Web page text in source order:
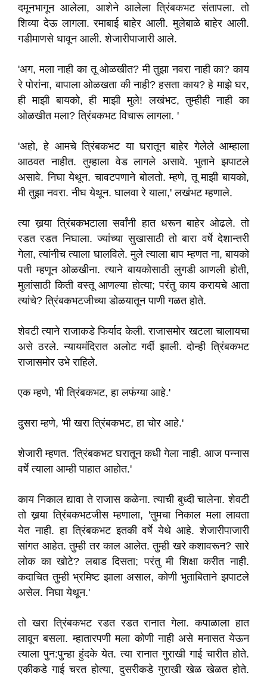
दमूनभागून आलेला, आशेने आलेला त्रिंबकभट संतापला. तो
शिव्या देऊ लागला. रमाबाई बाहेर आली. मुलेबाळे बाहेर आली.
गडीमाणसे धावून आली. शेजारीपाजारी आले.
'अग, मला नाही का तू ओळखीत? मी तुझा नवरा नाही का? काय
रे पोरांना, बापाला ओळखता की नाही? हसता काय? हे माझे घर,
ही माझी बायको, ही माझी मुले! लखंभट, तुम्हीही नाही का
ओळखीत मला? त्रिंबकभट विचारू लागला. '
'अहो, हे आमचे त्रिंबकभट या घरातून बाहेर गेलेले आम्हाला
आठवत नाहीत. तुम्हाला वेड लागले असावे. भुताने झपाटले
असावे. निघा येथून. चावटपणाने बोलतो. म्हणे, तू माझी बायको,
मी तुझा नवरा. नीघ येथून. घालवा रे याला,' लखंभट म्हणाले.
त्या खर्‍या त्रिंबकभटाला सर्वांनी हात धरून बाहेर ओढले. तो
रडत रडत निघाला. ज्यांच्या सुखासाठी तो बारा वर्षे देशान्तरी
गेला, त्यांनीच त्याला घालविले. मुले त्याला बाप म्हणत ना, बायको
पती म्हणून ओळखीना. त्याने बायकोसाठी लुगडी आणली होती,
मुलांसाठी किती वस्तू आणल्या होत्या; परंतु काय करायचे आता
त्यांचे? त्रिंबकभटजीच्या डोळयातून पाणी गळत होते.
शेवटी त्याने राजाकडे फिर्याद केली. राजासमोर खटला चालायचा
असे ठरले. न्यायमंदिरात अलोट गर्दी झाली. दोन्ही त्रिंबकभट
राजासमोर उभे राहिले.
एक म्हणे, 'मी त्रिंबकभट, हा लफंग्या आहे.'
दुसरा म्हणे, 'मी खरा त्रिंबकभट, हा चोर आहे.'
शेजारी म्हणत. 'त्रिंबकभट घरातून कधी गेला नाही. आज पन्नास
वर्षे त्याला आम्ही पाहात आहोत.'
काय निकाल द्यावा ते राजास कळेना. त्याची बुध्दी चालेना. शेवटी
तो खर्‍या त्रिंबकभटजीस म्हणाला, 'तुमचा निकाल मला लावता
येत नाही. हा त्रिंबकभट इतकी वर्षे येथे आहे. शेजारीपाजारी
सांगत आहेत. तुम्ही तर काल आलेत. तुम्ही खरे कशावरून? सारे
लोक का खोटे? लबाड दिसता; परंतु मी शिक्षा करीत नाही.
कदाचित तुम्ही भ्रमिष्ट झाला असाल, कोणी भुताबिताने झपाटले
असेल. निघा येथून.'
तो खरा त्रिंबकभट रडत रडत रानात गेला. कपाळाला हात
लावून बसला. म्हातारपणी मला कोणी नाही असे मनासत येऊन
त्याला पुन:पुन्हा हुंदके येत. त्या रानात गुराखी गाई चारीत होते.
एकीकडे गाई चरत होत्या, दुसरीकडे गुराखी खेळ खेळत होते.